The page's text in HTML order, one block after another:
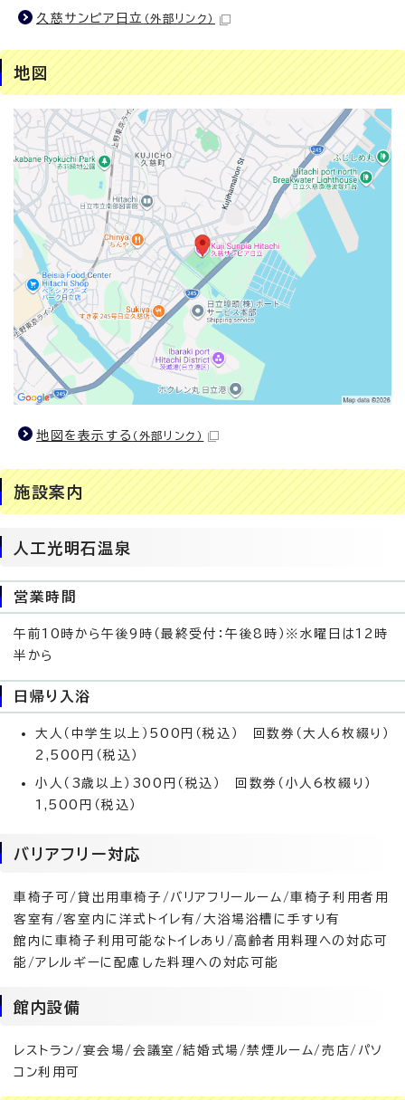
久慈サンピア日立 （外部リンク）
地図
地図を表示する （外部リンク）
施設案内
人工光明石温泉
営業時間
午前10時から午後9時（最終受付：午後8時）※水曜日は12時
半から
日帰り入浴
大人（中学生以上）500円（税込） 回数券（大人6枚綴り）
2,500円（税込）
小人（3歳以上）300円（税込） 回数券（小人6枚綴り）
1,500円（税込）
バリアフリー対応
車椅子可/貸出用車椅子/バリアフリールーム/車椅子利用者用
客室有/客室内に洋式トイレ有/大浴場浴槽に手すり有
館内に車椅子利用可能なトイレあり/高齢者用料理への対応可
能/アレルギーに配慮した料理への対応可能
館内設備
レストラン/宴会場/会議室/結婚式場/禁煙ルーム/売店/パソ
コン利用可